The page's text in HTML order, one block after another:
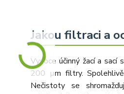
Jakou filtraci a
Vysoce účinný žací a
200 µm filtry.
Nečistoty se